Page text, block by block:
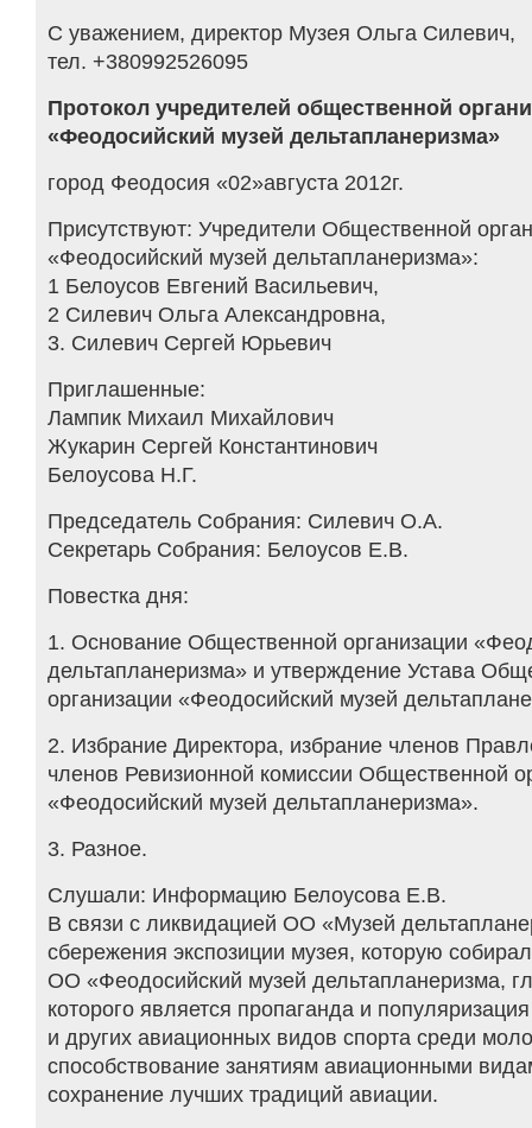
С уважением, директор Музея Ольга Силевич,
тел. +380992526095
Протокол учредителей общественной
«Феодосийский музей дельтапланеризма»
город Феодосия «02»августа 2012г.
Присутствуют: Учредители Общественной
«Феодосийский музей дельтапланеризма»:
1 Белоусов Евгений Васильевич,
2 Силевич Ольга Александровна,
3. Силевич Сергей Юрьевич
Приглашенные:
Лампик Михаил Михайлович
Жукарин Сергей Константинович
Белоусова Н.Г.
Председатель Собрания: Силевич О.А.
Секретарь Собрания: Белоусов Е.В.
Повестка дня:
1. Основание Общественной организации
дельтапланеризма» и утверждение Устава
организации «Феодосийский музей
2. Избрание Директора, избрание членов
членов Ревизионной комиссии Общественной
«Феодосийский музей дельтапланеризма».
3. Разное.
Слушали: Информацию Белоусова Е.В.
В связи с ликвидацией ОО «Музей
сбережения экспозиции музея, которую
ОО «Феодосийский музей дельтапланеризма,
которого является пропаганда и
и других авиационных видов спорта среди
способствование занятиям авиационными
сохранение лучших традиций авиации.